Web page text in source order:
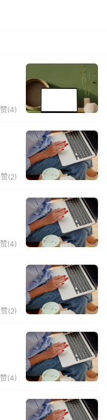
赞(4)
赞(2)
赞(4)
赞(2)
赞(4)